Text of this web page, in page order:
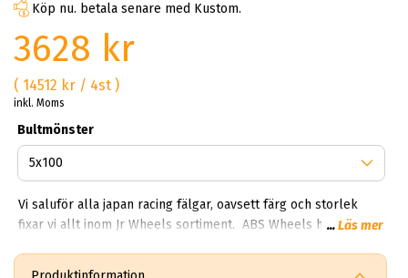
Köp nu. betala senare med Kustom.
3628 kr
( 14512 kr / 4st )
inkl. Moms
Bultmönster
Vi saluför alla japan racing fälgar, oavsett färg och storlek
fixar vi allt inom Jr Wheels sortiment. ABS Wheels har goda
...Läs mer